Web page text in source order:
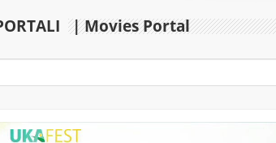
| Movies Portal